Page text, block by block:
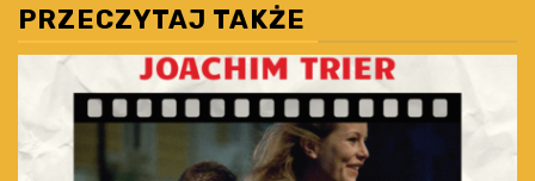
PRZECZYTAJ TAKŻE